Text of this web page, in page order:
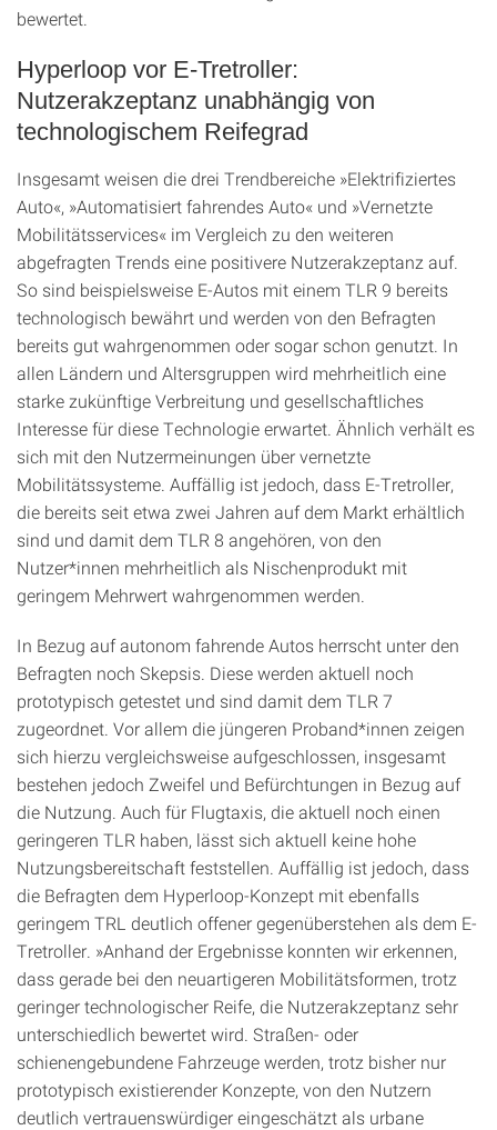
bewertet.
Hyperloop vor E-Tretroller:
Nutzerakzeptanz unabhängig von
technologischem Reifegrad
Insgesamt weisen die drei Trendbereiche »Elektrifiziertes
Auto«, »Automatisiert fahrendes Auto« und »Vernetzte
Mobilitätsservices« im Vergleich zu den weiteren
abgefragten Trends eine positivere Nutzerakzeptanz auf.
So sind beispielsweise E-Autos mit einem TLR 9 bereits
technologisch bewährt und werden von den Befragten
bereits gut wahrgenommen oder sogar schon genutzt. In
allen Ländern und Altersgruppen wird mehrheitlich eine
starke zukünftige Verbreitung und gesellschaftliches
Interesse für diese Technologie erwartet. Ähnlich verhält es
sich mit den Nutzermeinungen über vernetzte
Mobilitätssysteme. Auffällig ist jedoch, dass E-Tretroller,
die bereits seit etwa zwei Jahren auf dem Markt erhältlich
sind und damit dem TLR 8 angehören, von den
Nutzer*innen mehrheitlich als Nischenprodukt mit
geringem Mehrwert wahrgenommen werden.
In Bezug auf autonom fahrende Autos herrscht unter den
Befragten noch Skepsis. Diese werden aktuell noch
prototypisch getestet und sind damit dem TLR 7
zugeordnet. Vor allem die jüngeren Proband*innen zeigen
sich hierzu vergleichsweise aufgeschlossen, insgesamt
bestehen jedoch Zweifel und Befürchtungen in Bezug auf
die Nutzung. Auch für Flugtaxis, die aktuell noch einen
geringeren TLR haben, lässt sich aktuell keine hohe
Nutzungsbereitschaft feststellen. Auffällig ist jedoch, dass
die Befragten dem Hyperloop-Konzept mit ebenfalls
geringem TRL deutlich offener gegenüberstehen als dem E-
Tretroller. »Anhand der Ergebnisse konnten wir erkennen,
dass gerade bei den neuartigeren Mobilitätsformen, trotz
geringer technologischer Reife, die Nutzerakzeptanz sehr
unterschiedlich bewertet wird. Straßen- oder
schienengebundene Fahrzeuge werden, trotz bisher nur
prototypisch existierender Konzepte, von den Nutzern
deutlich vertrauenswürdiger eingeschätzt als urbane